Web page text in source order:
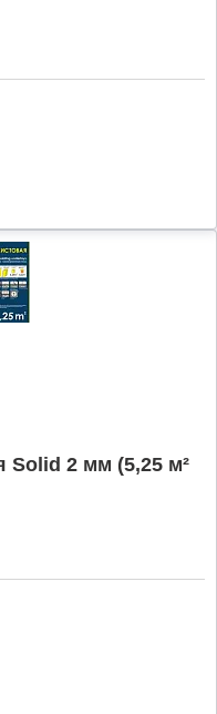
Solid 2 мм (5,25 м²